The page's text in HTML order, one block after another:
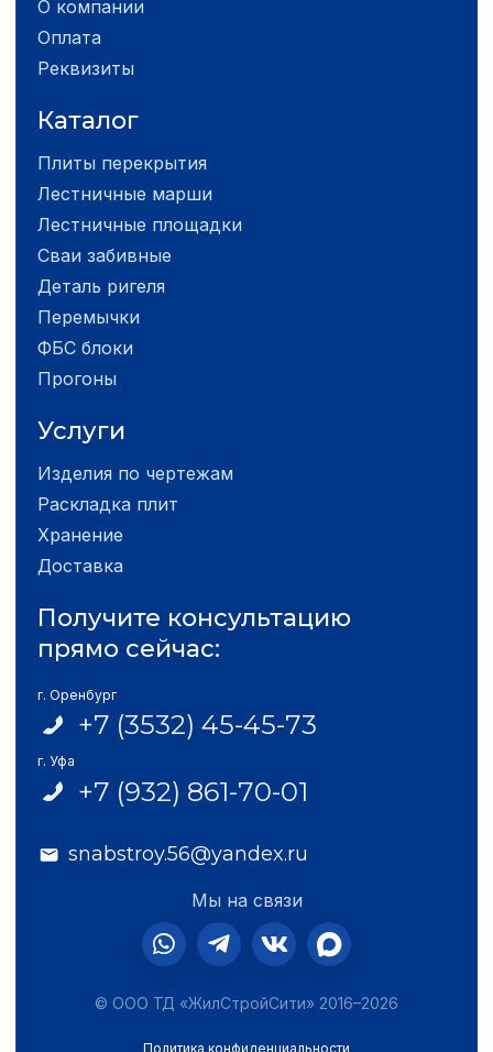
О компании
Оплата
Реквизиты
Каталог
Плиты перекрытия
Лестничные марши
Лестничные площадки
Сваи забивные
Деталь ригеля
Перемычки
ФБС блоки
Прогоны
Услуги
Изделия по чертежам
Раскладка плит
Хранение
Доставка
Получите консультацию
прямо сейчас:
г. Оренбург
+7 (3532) 45-45-73
г. Уфа
+7 (932) 861-70-01
snabstroy.56@yandex.ru
Мы на связи
© ООО ТД «ЖилСтройСити» 2016–2026
Политика конфиденциальности